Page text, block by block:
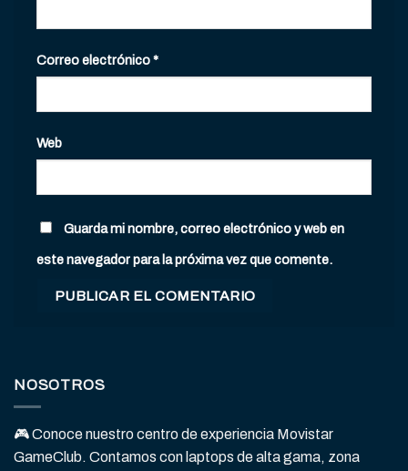
Correo electrónico*
Web
Guarda mi nombre, correo electrónico y web en
este navegador para la próxima vez que comente.
NOSOTROS
🎮 Conoce nuestro centro de experiencia Movistar
GameClub. Contamos con laptops de alta gama, zona